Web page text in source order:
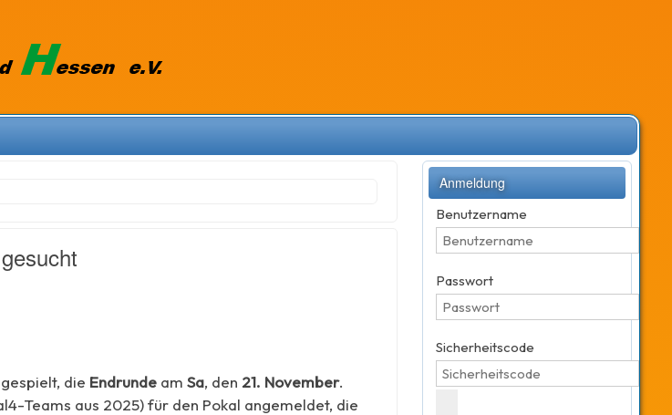
die Endrundeam Sa, den 21. November.
Teams aus 2025) für den Pokal angemeldet, die
Anmeldung
Benutzername
Passwort
Sicherheitscode